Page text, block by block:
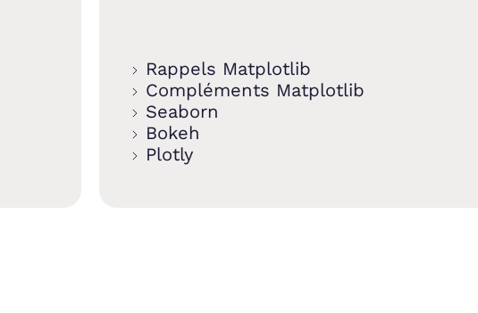
Rappels Matplotlib
Compléments Matplotlib
Seaborn
Bokeh
Plotly